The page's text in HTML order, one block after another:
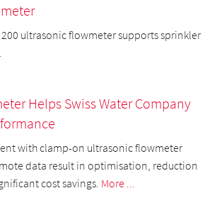
ultrasonic flowmeter supports sprinkler
Helps Swiss Water Company
with clamp-on ultrasonic flowmeter
data result in optimisation, reduction
cost savings. More ...